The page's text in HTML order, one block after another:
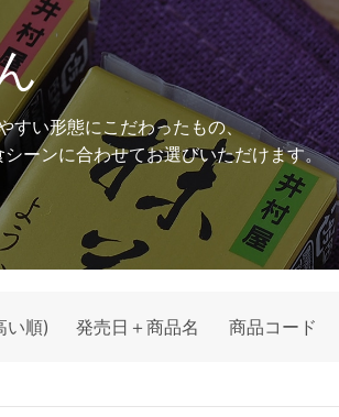
すい形態にこだわったもの、
ーンに合わせてお選びいただけます。
い順) 発売日＋商品名 商品コード